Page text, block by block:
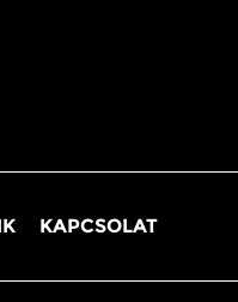
KAPCSOLAT